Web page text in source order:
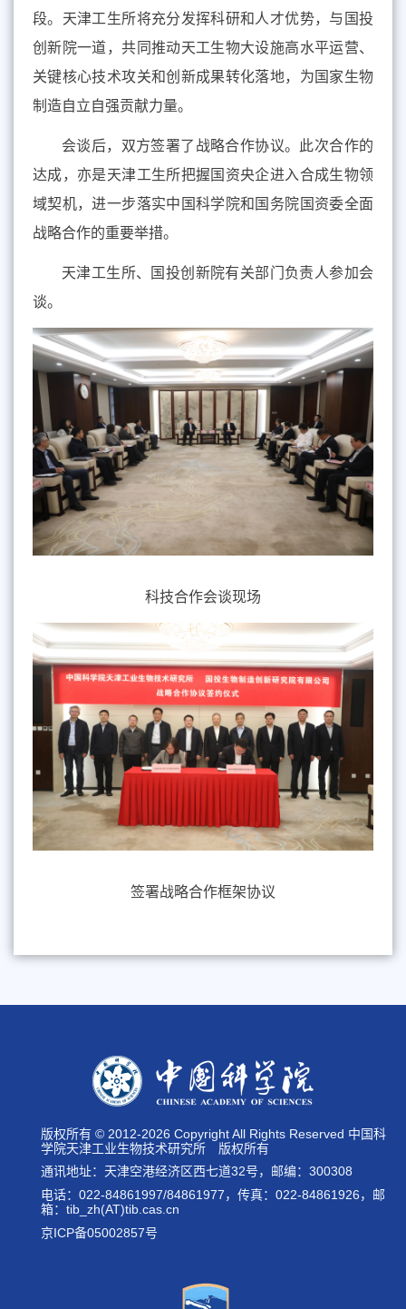
段。天津工生所将充分发挥科研和人才优势，与国投
创新院一道，共同推动天工生物大设施高水平运营、
关键核心技术攻关和创新成果转化落地，为国家生物
制造自立自强贡献力量。
会谈后，双方签署了 战略合作协议。 此次合作的
达成，亦是天津工生所把握国资央企进入合成生物领
域契机，进一步落实中国科学院和国务院国资委全面
战略合作的重要举措。
天津工生所、国投创新院有关部门负责人参加会
谈。
科技合作会谈现场
签署战略合作框架协议
版权所有 © 2012-2026 Copyright All Rights Reserved 中国科
学院天津工业生物技术研究所 版权所有
通讯地址：天津空港经济区西七道32号，邮编：300308
电话：022-84861997/84861977，传真：022-84861926，邮
箱：tib_zh(AT)tib.cas.cn
京ICP备05002857号